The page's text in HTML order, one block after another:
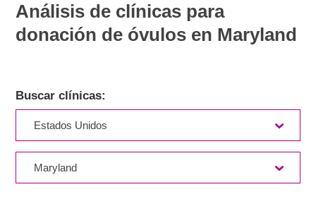
Análisis de clínicas para
donación de óvulos en Maryland
Buscar clínicas: